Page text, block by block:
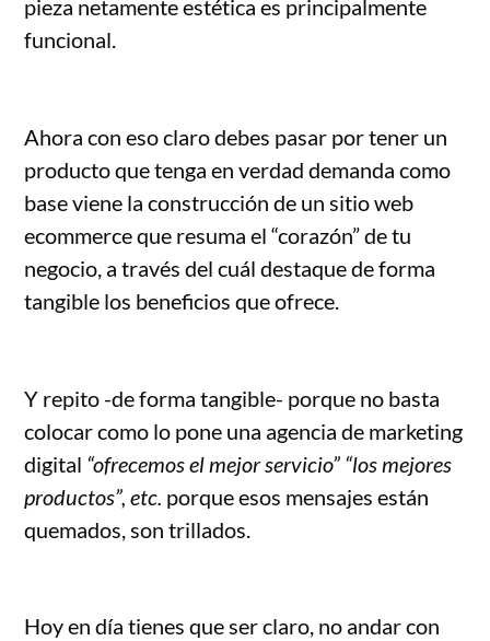
pieza netamente estética es principalmente
funcional.
Ahora con eso claro debes pasar por tener un
producto que tenga en verdad demanda como
base viene la construcción de un sitio web
ecommerce que resuma el “corazón” de tu
negocio, a través del cuál destaque de forma
tangible los beneficios que ofrece.
Y repito -de forma tangible- porque no basta
colocar como lo pone una agencia de marketing
digital “ofrecemos el mejor servicio” “los mejores
productos”, etc. porque esos mensajes están
quemados, son trillados.
Hoy en día tienes que ser claro, no andar con